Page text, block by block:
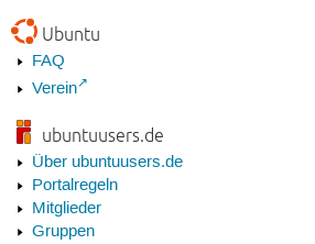
Ubuntu
FAQ
Verein
ubuntuusers.de
Über ubuntuusers.de
Portalregeln
Mitglieder
Gruppen